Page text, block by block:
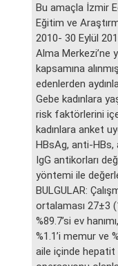
Bu amaçla İzmir
Eğitim ve
2010- 30 Eylül
Alma Merkezi’ne
kapsamına
edenlerden
Gebe kadınlara
risk faktörlerini
kadınlara anket
HBsAg, anti-
IgG antikorları
yöntemi ile
BULGULAR:
ortalaması 27±3
%89.7’si ev
%1.1’i memur ve
aile içinde hepatit